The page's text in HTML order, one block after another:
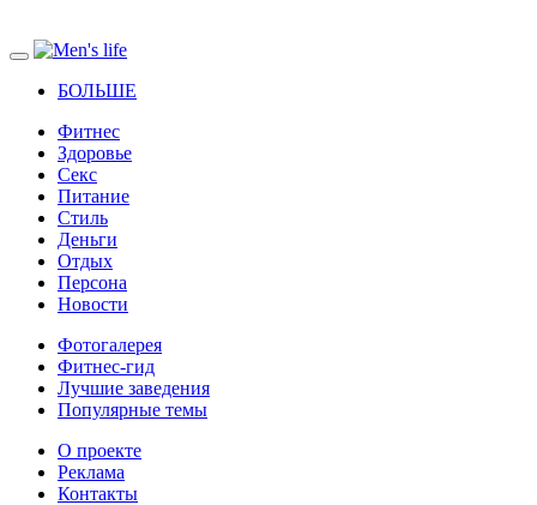
БОЛЬШЕ
Фитнес
Здоровье
Секс
Питание
Стиль
Деньги
Отдых
Персона
Новости
Фотогалерея
Фитнес-гид
Лучшие заведения
Популярные темы
О проекте
Реклама
Контакты